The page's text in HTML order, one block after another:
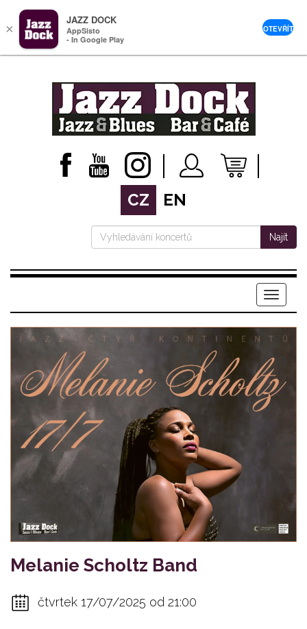
CZ EN
Najít
Menu
Melanie Scholtz Band
čtvrtek 17/07/2025 od 21:00
×
JAZZ DOCK
AppSisto
- In Google Play
OTEVŘÍT